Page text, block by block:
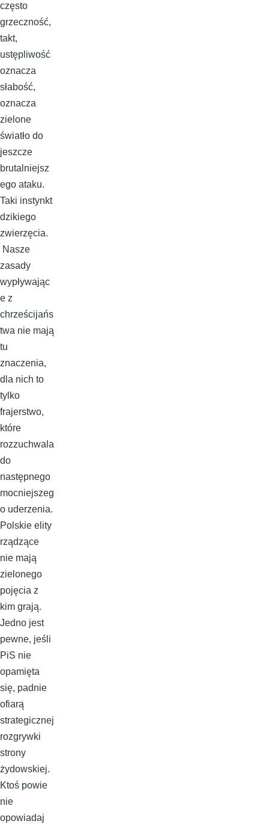
często
grzeczność,
takt,
ustępliwość
oznacza
słabość,
oznacza
zielone
światło do
jeszcze
brutalniejsz
ego ataku.
Taki instynkt
dzikiego
zwierzęcia.
Nasze
zasady
wypływając
e z
chrześcijańs
twa nie mają
tu
znaczenia,
dla nich to
tylko
frajerstwo,
które
rozzuchwala
do
następnego
mocniejszeg
o uderzenia.
Polskie elity
rządzące
nie mają
zielonego
pojęcia z
kim grają.
Jedno jest
pewne, jeśli
PiS nie
opamięta
się, padnie
ofiarą
strategicznej
rozgrywki
strony
żydowskiej.
Ktoś powie
nie
opowiadaj